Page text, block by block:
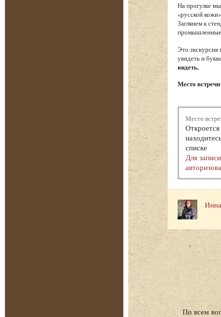
На прогулке
«русской
Заглянем к
промышленные
Это
увидеть и
видеть.
Место
Место
списке
Для
По всем